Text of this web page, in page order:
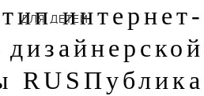
ДЛЯ ДЕТЕЙ